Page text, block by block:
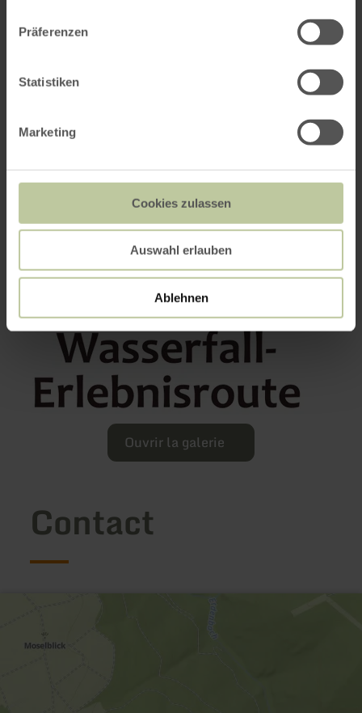
Präferenzen
Statistiken
Marketing
Cookies zulassen
Auswahl erlauben
Ablehnen
Ouvrir la galerie
Contact